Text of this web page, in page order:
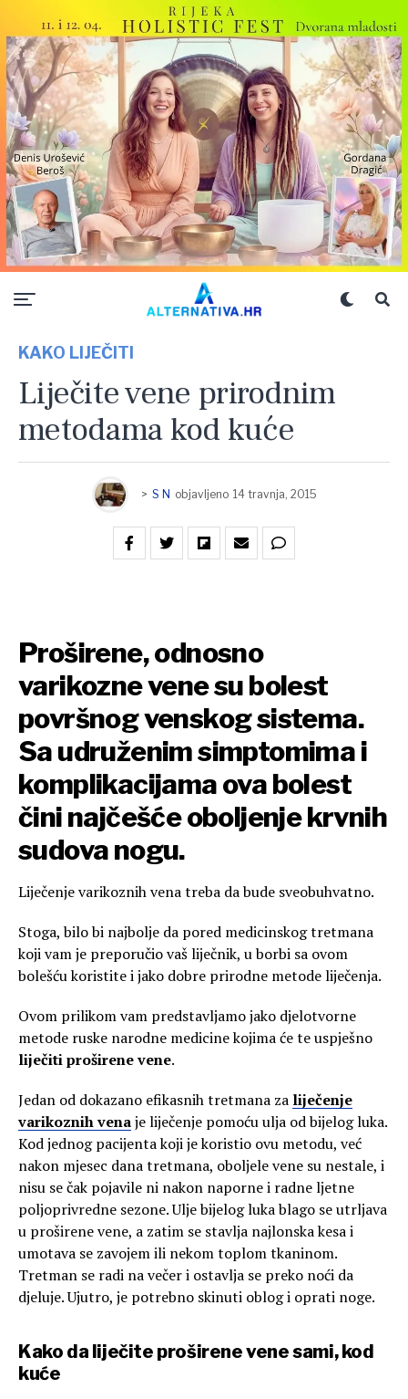
KAKO LIJEČITI
Liječite vene prirodnim
metodama kod kuće
> S N objavljeno 14 travnja, 2015
Proširene, odnosno
varikozne vene su bolest
površnog venskog sistema.
Sa udruženim simptomima i
komplikacijama ova bolest
čini najčešće oboljenje krvnih
sudova nogu.
Liječenje varikoznih vena treba da bude sveobuhvatno.
Stoga, bilo bi najbolje da pored medicinskog tretmana
koji vam je preporučio vaš liječnik, u borbi sa ovom
bolešću koristite i jako dobre prirodne metode liječenja.
Ovom prilikom vam predstavljamo jako djelotvorne
metode ruske narodne medicine kojima će te uspješno
liječiti proširene vene.
Jedan od dokazano efikasnih tretmana za liječenje
varikoznih venaje liječenje pomoću ulja od bijelog luka.
Kod jednog pacijenta koji je koristio ovu metodu, već
nakon mjesec dana tretmana, oboljele vene su nestale, i
nisu se čak pojavile ni nakon naporne i radne ljetne
poljoprivredne sezone. Ulje bijelog luka blago se utrljava
u proširene vene, a zatim se stavlja najlonska kesa i
umotava se zavojem ili nekom toplom tkaninom.
Tretman se radi na večer i ostavlja se preko noći da
djeluje. Ujutro, je potrebno skinuti oblog i oprati noge.
Kako da liječite proširene vene sami, kod
kuće